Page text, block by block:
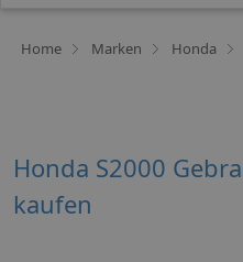
Home Marken Honda
Honda S2000
kaufen